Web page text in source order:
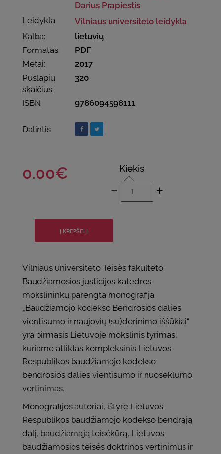
Darius Prapiestis
Leidykla
Vilniaus universiteto leidykla
Kalba:
lietuvių
Formatas:
PDF
Metai:
2017
Puslapių
skaičius:
320
ISBN 9786094598111
Dalintis
0.00€ Kiekis
- +
Vilniaus universiteto Teisės fakulteto
Baudžiamosios justicijos katedros
mokslininkų parengta monografija
„Baudžiamojo kodekso Bendrosios dalies
vientisumo ir naujovių (su)derinimo iššūkiai“
yra pirmasis Lietuvoje mokslinis tyrimas,
kuriame atliktas kompleksinis Lietuvos
Respublikos baudžiamojo kodekso
bendrosios dalies vientisumo ir nuoseklumo
vertinimas.
Monografijos autoriai, ištyrę Lietuvos
Respublikos baudžiamojo kodekso bendrąją
dalį, baudžiamąją teisėkūrą, Lietuvos
baudžiamosios teisės doktrinos vertinimus ir